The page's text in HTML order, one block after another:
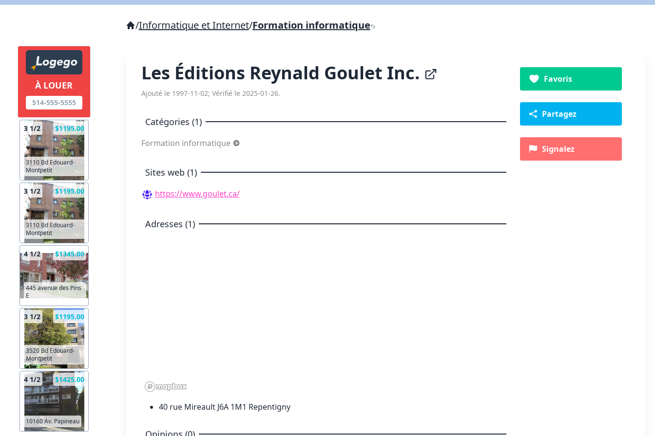
À LOUER
514-555-5555
3 1/2 $1195.00
3110 Bd Edouard-
Montpetit
3 1/2 $1195.00
3110 Bd Edouard-
Montpetit
4 1/2 $1345.00
445 avenue des Pins
E
3 1/2 $1195.00
3520 Bd Edouard-
Montpetit
4 1/2 $1425.00
10160 Av. Papineau
/Informatique et Internet/Formation informatique
Les Éditions Reynald Goulet Inc.
Ajouté le 1997-11-02; Vérifié le 2025-01-26.
Catégories (1)
Formation informatique
Sites web (1)
https://www.goulet.ca/
Adresses (1)
40 rue Mireault J6A 1M1 Repentigny
Favoris
Partagez
Signalez
X Fermer
X Fermer Envoyez